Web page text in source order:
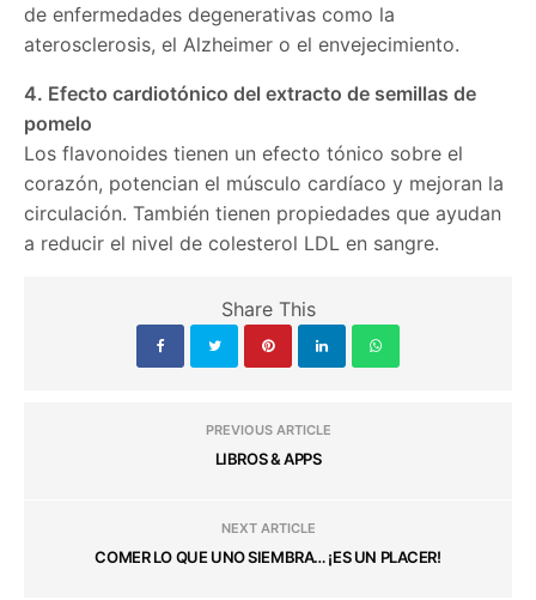
de enfermedades degenerativas como la
aterosclerosis, el Alzheimer o el envejecimiento.
4. Efecto cardiotónico del extracto de semillas de
pomelo
Los flavonoides tienen un efecto tónico sobre el
corazón, potencian el músculo cardíaco y mejoran la
circulación. También tienen propiedades que ayudan
a reducir el nivel de colesterol LDL en sangre.
Share This
PREVIOUS ARTICLE
LIBROS & APPS
NEXT ARTICLE
COMER LO QUE UNO SIEMBRA… ¡ES UN PLACER!